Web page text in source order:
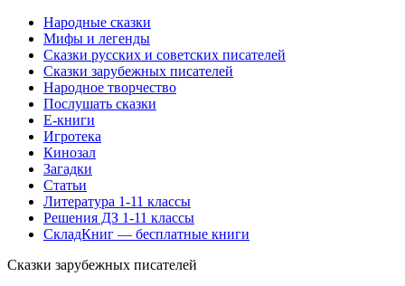
Народные сказки
Мифы и легенды
Сказки русских и советских писателей
Сказки зарубежных писателей
Народное творчество
Послушать сказки
Е-книги
Игротека
Кинозал
Загадки
Статьи
Литература 1-11 классы
Решения ДЗ 1-11 классы
СкладКниг — бесплатные книги
Сказки зарубежных писателей